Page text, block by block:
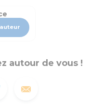
autour de vous !